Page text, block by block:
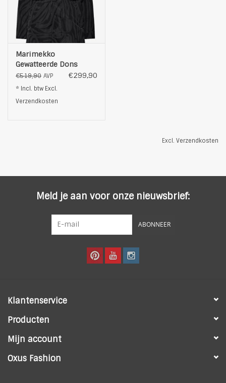
Marimekko
Gewatteerde Dons
Winterjas, zwart
€519,90 AVP €299,90
* Incl. btw Excl.
Verzendkosten
Excl. Verzendkosten
Meld je aan voor onze nieuwsbrief:
ABONNEER
Klantenservice
Producten
Mijn account
Oxus Fashion